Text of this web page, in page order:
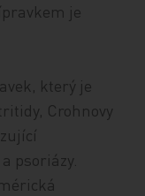
je
který je
Crohnovy
psoriázy.